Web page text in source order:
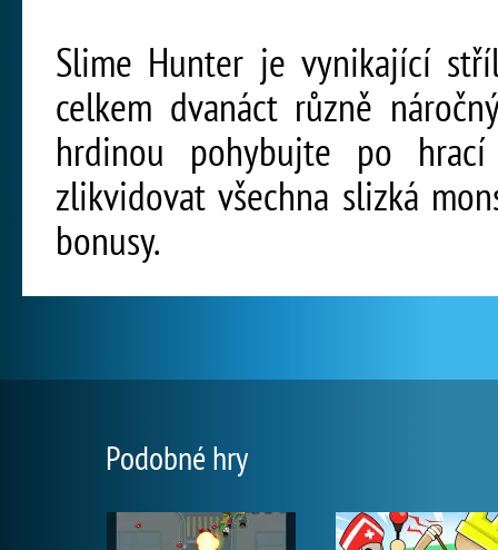
Slime Hunter je vynikající
celkem dvanáct různě
hrdinou pohybujte po
zlikvidovat všechna slizká
bonusy.
Podobné hry